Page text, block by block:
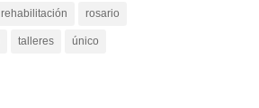
rehabilitación rosario
talleres único